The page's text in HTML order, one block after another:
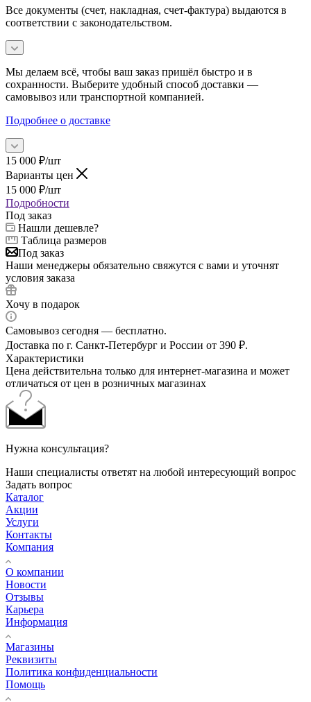
Все документы (счет, накладная, счет‑фактура) выдаются в
соответствии с законодательством.
Мы делаем всё, чтобы ваш заказ пришёл быстро и в
сохранности. Выберите удобный способ доставки —
самовывоз или транспортной компанией.
Подробнее о доставке
15 000 ₽/шт
Варианты цен
15 000 ₽/шт
Подробности
Под заказ
Нашли дешевле?
Таблица размеров
Под заказ
Наши менеджеры обязательно свяжутся с вами и уточнят
условия заказа
Хочу в подарок
Самовывоз сегодня — бесплатно.
Доставка по г. Санкт-Петербург и России от 390 ₽.
Характеристики
Цена действительна только для интернет-магазина и может
отличаться от цен в розничных магазинах
Нужна консультация?
Наши специалисты ответят на любой интересующий вопрос
Задать вопрос
Каталог
Акции
Услуги
Контакты
Компания
О компании
Новости
Отзывы
Карьера
Информация
Магазины
Реквизиты
Политика конфиденциальности
Помощь